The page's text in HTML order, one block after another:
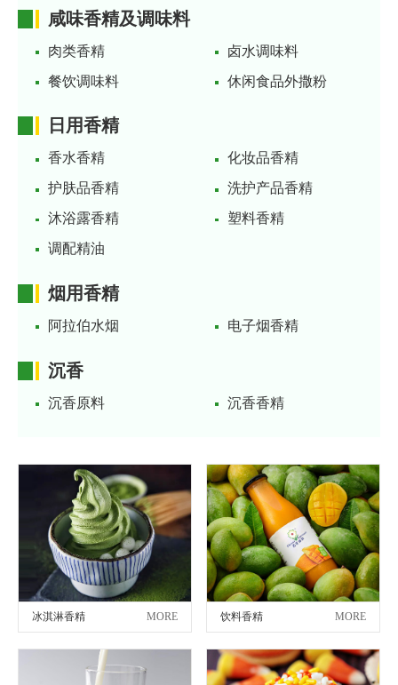
咸味香精及调味料
肉类香精
卤水调味料
餐饮调味料
休闲食品外撒粉
日用香精
香水香精
化妆品香精
护肤品香精
洗护产品香精
沐浴露香精
塑料香精
调配精油
烟用香精
阿拉伯水烟 电子烟香精
沉香
沉香原料 沉香香精
冰淇淋香精 MORE 饮料香精 MORE